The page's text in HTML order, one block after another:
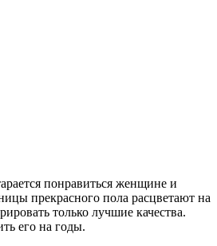
понравиться женщине и
прекрасного пола расцветают на
только лучшие качества.
его на годы.